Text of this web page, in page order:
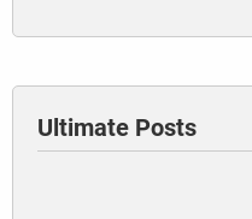
Ultimate Posts